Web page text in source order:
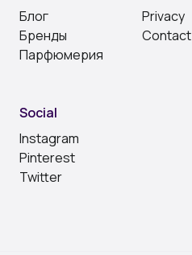
Блог
Бренды
Парфюмерия
Privacy
Contact
Social
Instagram
Pinterest
Twitter